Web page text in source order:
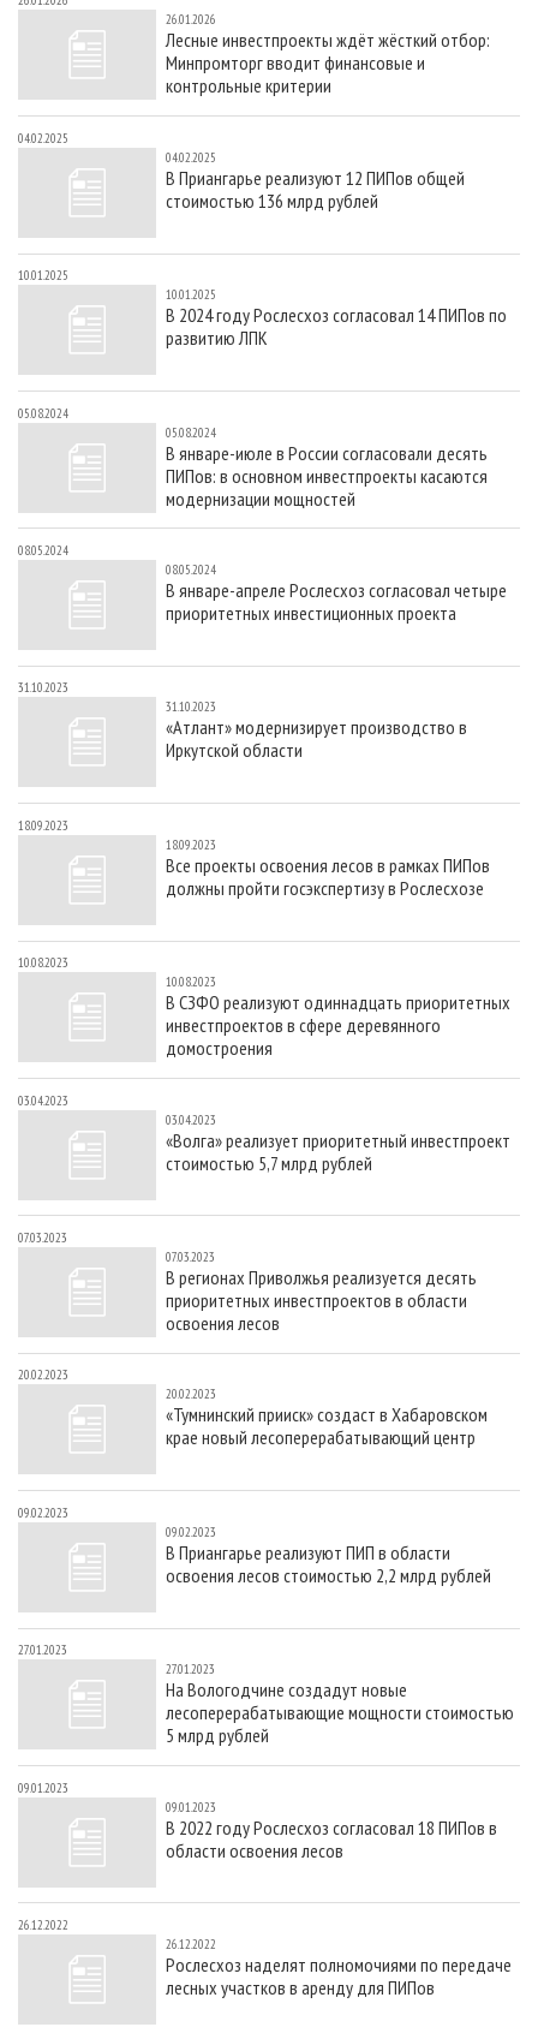
СУШКА ДРЕВЕСИНЫ
ПРОИЗВОДСТВО ДРЕВЕСНЫХ ПЛИТ
ДЕРЕВЯННОЕ ДОМОСТРОЕНИЕ
ПРОИЗВОДСТВО МЕБЕЛИ
БИОЭНЕРГЕТИКА
ЦБП
ИНСТРУМЕНТ И МАТЕРИАЛЫ
ПЕРСОНЫ
МОБИЛЬНЫЕ ВЫСТАВКИ
ОФИЦИАЛЬНЫЕ ДЕЛЕГАЦИИ
ПРИОРИТЕТНЫЕ ИНВЕСТПРОЕКТЫ
RUSSIAN FORESTRY REVIEW
ГАЗЕТА ЛЕСПРОМФОРУМ
БИБЛИОТЕКА СПЕЦИАЛИСТА
РЕКЛАМА НА САЙТЕ
26.01.2026
Лесные инвестпроекты ждёт жёсткий отбор:
Минпромторг вводит финансовые и
контрольные критерии
04.02.2025
04.02.2025
В Приангарье реализуют 12 ПИПов общей
стоимостью 136 млрд рублей
10.01.2025
10.01.2025
В 2024 году Рослесхоз согласовал 14 ПИПов по
развитию ЛПК
05.08.2024
05.08.2024
В январе-июле в России согласовали десять
ПИПов: в основном инвестпроекты касаются
модернизации мощностей
08.05.2024
08.05.2024
В январе-апреле Рослесхоз согласовал четыре
приоритетных инвестиционных проекта
31.10.2023
31.10.2023
«Атлант» модернизирует производство в
Иркутской области
18.09.2023
18.09.2023
Все проекты освоения лесов в рамках ПИПов
должны пройти госэкспертизу в Рослесхозе
10.08.2023
10.08.2023
В СЗФО реализуют одиннадцать приоритетных
инвестпроектов в сфере деревянного
домостроения
03.04.2023
03.04.2023
«Волга» реализует приоритетный инвестпроект
стоимостью 5,7 млрд рублей
07.03.2023
07.03.2023
В регионах Приволжья реализуется десять
приоритетных инвестпроектов в области
освоения лесов
20.02.2023
20.02.2023
«Тумнинский прииск» создаст в Хабаровском
крае новый лесоперерабатывающий центр
09.02.2023
09.02.2023
В Приангарье реализуют ПИП в области
освоения лесов стоимостью 2,2 млрд рублей
27.01.2023
27.01.2023
На Вологодчине создадут новые
лесоперерабатывающие мощности стоимостью
5 млрд рублей
09.01.2023
09.01.2023
В 2022 году Рослесхоз согласовал 18 ПИПов в
области освоения лесов
26.12.2022
26.12.2022
Рослесхоз наделят полномочиями по передаче
лесных участков в аренду для ПИПов